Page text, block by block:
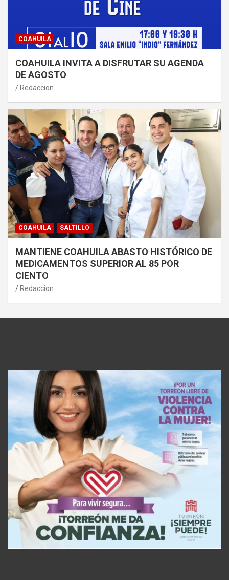
COAHUILA
COAHUILA INVITA A DISFRUTAR SU AGENDA
DE AGOSTO
Redaccion
COAHUILA SALTILLO
MANTIENE COAHUILA ABASTO HISTÓRICO DE
MEDICAMENTOS SUPERIOR AL 85 POR
CIENTO
Redaccion